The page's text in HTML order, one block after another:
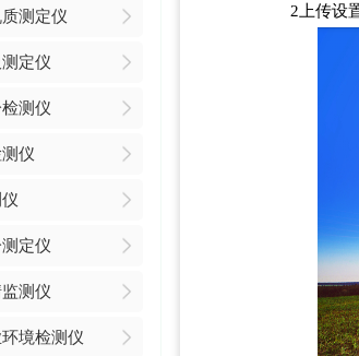
测定仪
定仪
测仪
仪
定仪
测仪
境检测仪
2上传设